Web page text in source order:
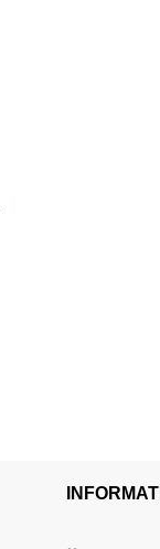
INFORMATII